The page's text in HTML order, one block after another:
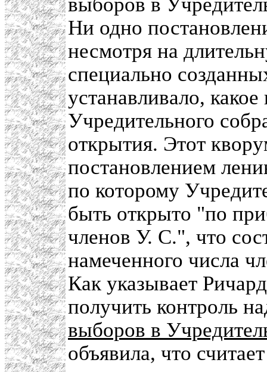
Ни одно
несмотря на
специально
устанавливало,
Учредительного
открытия. Этот
постановлением
по которому
быть открыто "по
членов У. С.", что
намеченного числа
Как указывает
получить контроль
выборов в
объявила, что